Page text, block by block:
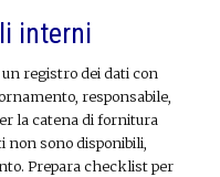
interni
registro dei dati con
responsabile,
la catena di fornitura
non sono disponibili,
Prepara checklist per